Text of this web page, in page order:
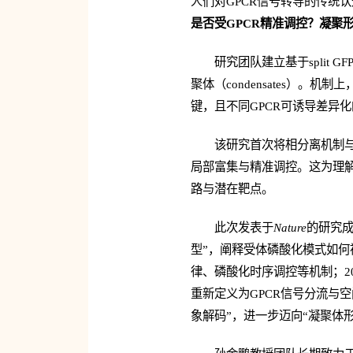
是否受GPCR精准调控？凝聚
研究团队建立基于split
聚体（condensates）。机制
键，且不同GPCR可诱导差异
该研究首次将相分离机制
局部富集与精准调控。这为理
路与潜在靶点。
此次发表于Nature的研究
型”，阐释受体磷酸化模式如
律、磷酸化时序调控等机制；
重新定义为GPCR信号分流与
象解码”，进一步迈向“凝聚体